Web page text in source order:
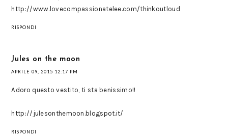
http://www.lovecompassionatelee.com/thinkoutloud
RISPONDI
Jules on the moon
APRILE 09, 2015 12:17 PM
Adoro questo vestito, ti sta benissimo!!
http://julesonthemoon.blogspot.it/
RISPONDI